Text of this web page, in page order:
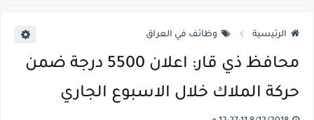
الرئيسية وظائف في العراق
محافظ ذي قار: اعلان 5500 درجة ضمن
حركة الملاك خلال الاسبوع الجاري